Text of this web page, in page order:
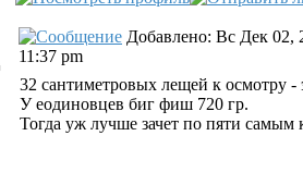
Добавлено: Вс Дек 02,
11:37 pm
32 сантиметровых лещей к осмотру -
У еодиновцев биг фиш 720 гр.
Тогда уж лучше зачет по пяти